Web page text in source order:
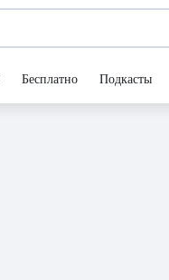
Бесплатно Подкасты